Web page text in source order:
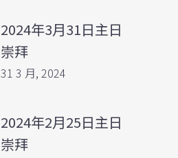
2024年3月31日主日
崇拜
31 3 月, 2024
2024年2月25日主日
崇拜